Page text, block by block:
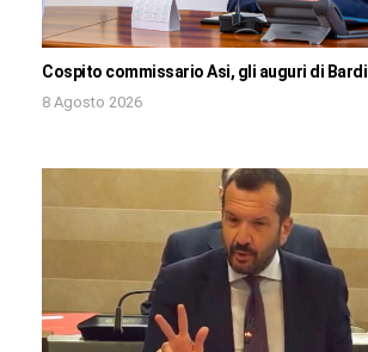
Cospito commissario Asi, gli auguri di Bardi
8 Agosto 2026